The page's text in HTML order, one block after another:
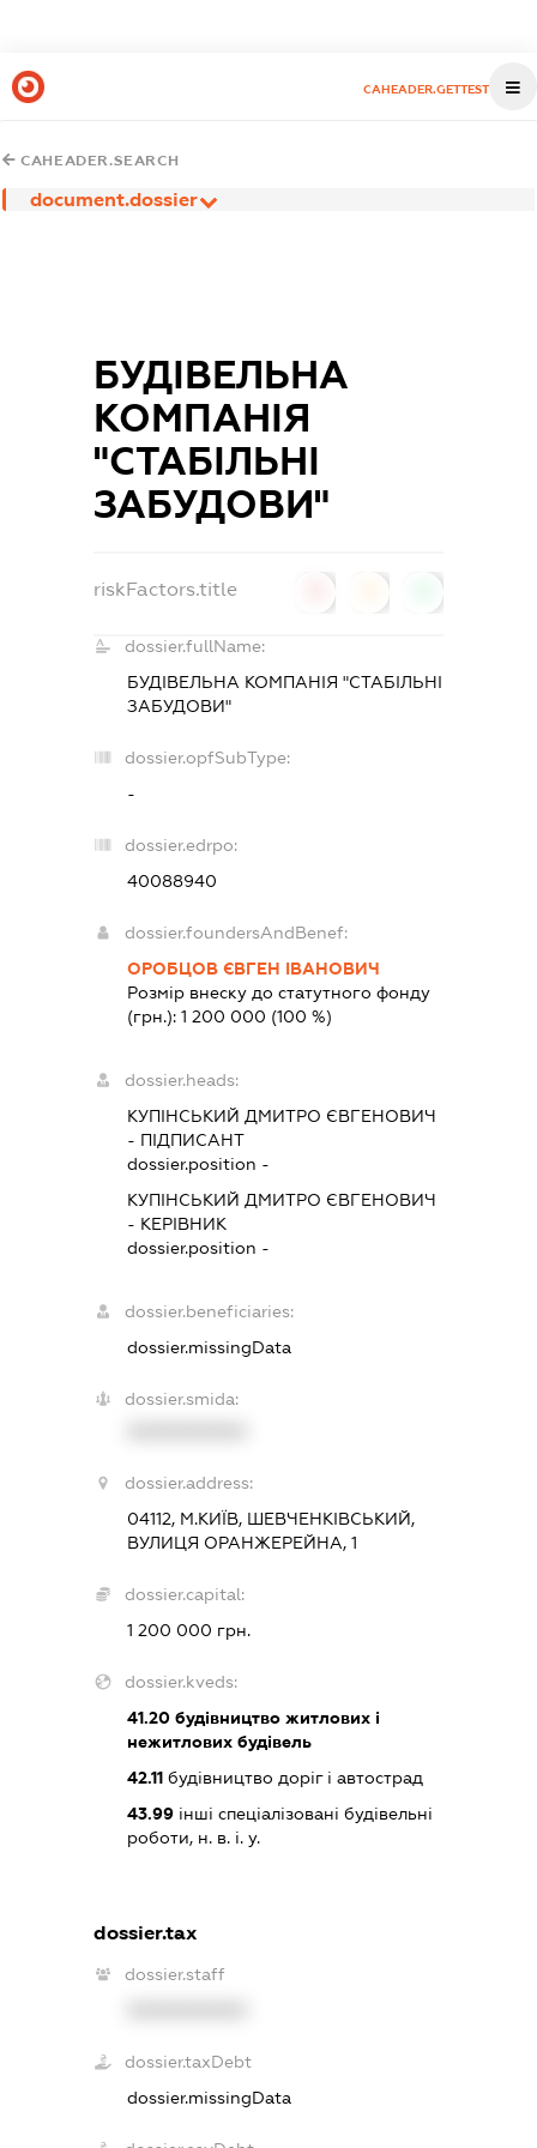
CAHEADER.GETTEST
CAHEADER.SEARCH
document.dossier
БУДІВЕЛЬНА
КОМПАНІЯ
"СТАБІЛЬНІ
ЗАБУДОВИ"
riskFactors.title
dossier.fullName:
БУДІВЕЛЬНА КОМПАНІЯ "СТАБІЛЬНІ
ЗАБУДОВИ"
dossier.opfSubType:
-
dossier.edrpo:
40088940
dossier.foundersAndBenef:
ОРОБЦОВ ЄВГЕН ІВАНОВИЧ
Розмір внеску до статутного фонду
(грн.): 1 200 000 (100 %)
dossier.heads:
КУПІНСЬКИЙ ДМИТРО ЄВГЕНОВИЧ
- ПІДПИСАНТ
dossier.position -
КУПІНСЬКИЙ ДМИТРО ЄВГЕНОВИЧ
- КЕРІВНИК
dossier.position -
dossier.beneficiaries:
dossier.missingData
dossier.smida:
dossier.address:
04112, М.КИЇВ, ШЕВЧЕНКІВСЬКИЙ,
ВУЛИЦЯ ОРАНЖЕРЕЙНА, 1
dossier.capital:
1 200 000 грн.
dossier.kveds:
41.20будівництво житлових і
нежитлових будівель
42.11будівництво доріг і автострад
43.99інші спеціалізовані будівельні
роботи, н. в. і. у.
dossier.tax
dossier.staff
dossier.taxDebt
dossier.missingData